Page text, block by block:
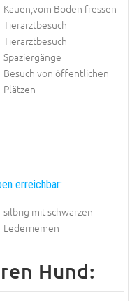
Kauen,vom Boden fressen
Tierarztbesuch
Tierarztbesuch
Spaziergänge
Besuch von öffentlichen
Plätzen
erreichbar:
silbrig mit schwarzen
Lederriemen
Hund: